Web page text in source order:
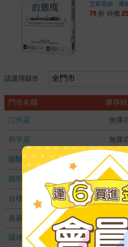
艾莉克絲．庫
79 折 特價
請選擇縣市：
門市名稱 庫存
汀州店 無庫
和平店 無庫
國醫加盟店 無庫存
德明加盟店 無庫
台積店 無庫
嘉義耐斯店 無庫
環球店 無庫存